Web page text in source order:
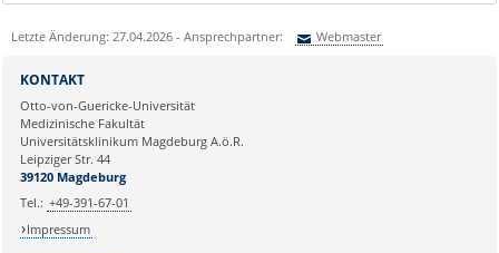
Letzte Änderung: 27.04.2026 - Ansprechpartner: Webmaster
Ihre E-Mailadresse:
Ihr Anliegen:
KONTAKT
Otto-von-Guericke-Universität
Medizinische Fakultät
Universitätsklinikum Magdeburg A.ö.R.
Leipziger Str. 44
39120 Magdeburg
Tel.: +49-391-67-01
Impressum